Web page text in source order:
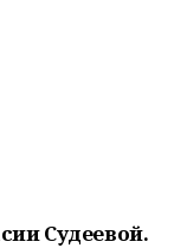
Судеевой.